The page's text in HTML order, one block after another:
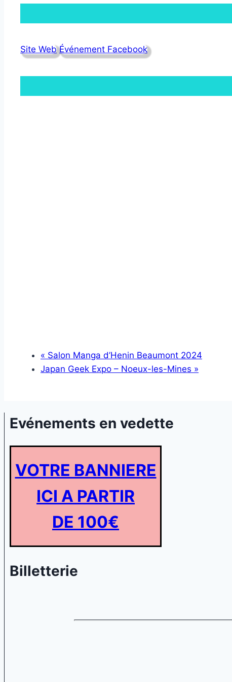
Site Web Événement Facebook
« Salon Manga d’Henin Beaumont 2024
Japan Geek Expo – Noeux-les-Mines »
Evénements en vedette
VOTRE BANNIERE
ICI A PARTIR
DE 100€
Billetterie